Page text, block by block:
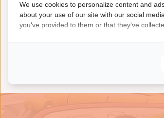
We use cookies to personalize content and
about your use of our site with our social
you've provided to them or that they've